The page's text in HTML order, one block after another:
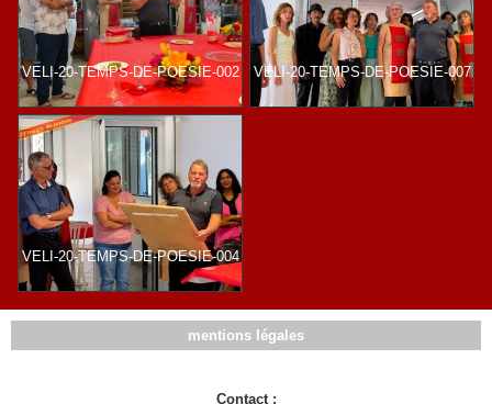
VELI-20-TEMPS-DE-POESIE-002 VELI-20-TEMPS-DE-POESIE-007
VELI-20-TEMPS-DE-POESIE-004
mentions légales
Contact :